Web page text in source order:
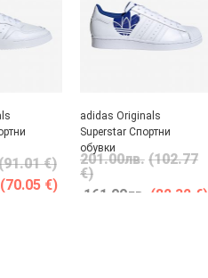
€)
(70.05 €)
adidas Originals
Superstar Спортни
обувки
201.00лв. (102.77
€)
161.00лв. (82.32 €)